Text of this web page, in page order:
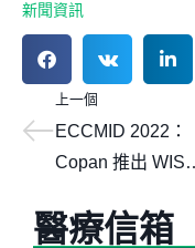
新聞資訊
上一個
ECCMID 2022：
Copan 推出 WISE
醫療信箱